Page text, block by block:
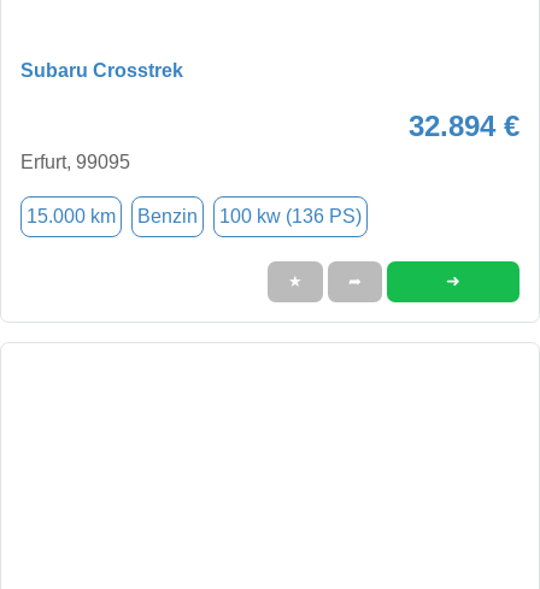
Subaru Crosstrek
32.894 €
Erfurt, 99095
15.000 km Benzin 100 kw (136 PS)
★ ➦ ➜